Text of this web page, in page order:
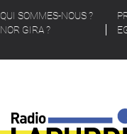
QUI SOMMES-NOUS ?
NOR GIRA ?